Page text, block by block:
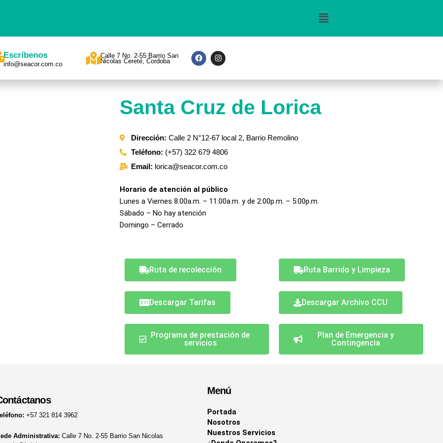
Escríbenos
info@seacor.com.co
Calle 7 No. 2-55 Barrio San
Nicolas Cereté, Cordoba
F
a
c
k
I
n
s
a
m
Santa Cruz de Lorica
Dirección: Calle 2 N°12-67 local 2, Barrio Remolino
Teléfono: (+57) 322 679 4806
Email: lorica@seacor.com.co
Horario de atención al público
Lunes a Viernes 8:00a.m. – 11:00a.m. y de 2:00p.m. – 5:00p.m.
Sábado – No hay atención
Domingo – Cerrado
Ruta de recolección Ruta Barrido y Limpieza
Descargar Tarifas Descargar Archivo CCU
Programa de prestación de
servicios
Plan de Emergencia y
Contingencia
+57 321 814 3962
Administrativa: Calle 7 No. 2-55 Barrio San Nicolas
Menú
Portada
Nosotros
Nuestros Servicios